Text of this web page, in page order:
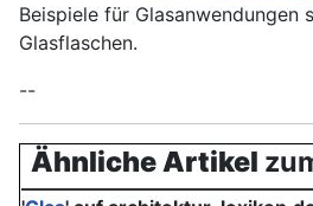
Beispiele für Glasanwendungen
Glasflaschen.
--
Ähnliche Artikel